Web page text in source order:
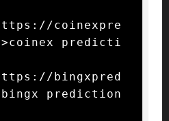
coinexpre
predicti
bingxpred
prediction